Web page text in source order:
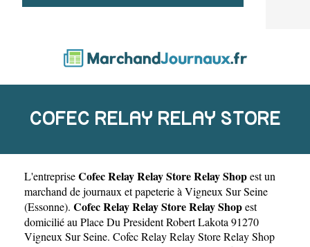
COFEC RELAY RELAY STORE
RELAY SHOP
L'entrepriseCofec Relay Relay Store Relay Shopest un
marchand de journaux et papeterie à Vigneux Sur Seine
(Essonne). Cofec Relay Relay Store Relay Shopest
domicilié au Place Du President Robert Lakota 91270
Vigneux Sur Seine. Cofec Relay Relay Store Relay Shop